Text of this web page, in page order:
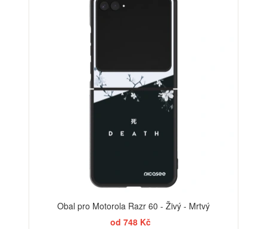
Obal pro Motorola Razr 60 - Živý - Mrtvý
od 748 Kč